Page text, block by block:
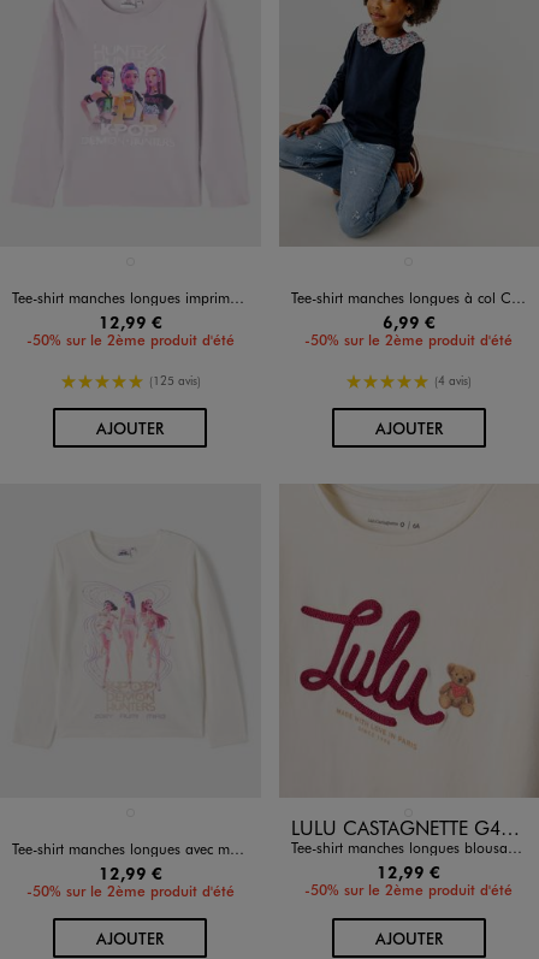
Tee-shirt manches longues imprimé fille - Kpop Demon Hunter
12,99 €
-50% sur le 2ème produit d'été
5/5 de moyenne
(125 avis)
AJOUTERAU PANIER
Tee-shirt manches longues à col Claudine fleuri fille
6,99 €
-50% sur le 2ème produit d'été
5/5 de moyenne
(4 avis)
AJOUTERAU PANIER
Tee-shirt manches longues avec motif sur l’avant fille - K-Pop Demon Hunters
12,99 €
-50% sur le 2ème produit d'été
AJOUTERAU PANIER
Disponible en 1 coloris LULU CASTAGNETTE G4G D
Tee-shirt manches longues blousantes en jersey extensible fille - LuluCastagnette
12,99 €
-50% sur le 2ème produit d'été
AJOUTERAU PANIER